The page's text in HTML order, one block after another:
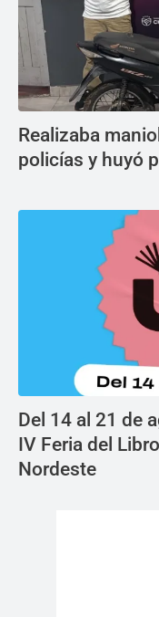
Realizaba
policías y huyó
Del 14 al 21 de
IV Feria del
Nordeste